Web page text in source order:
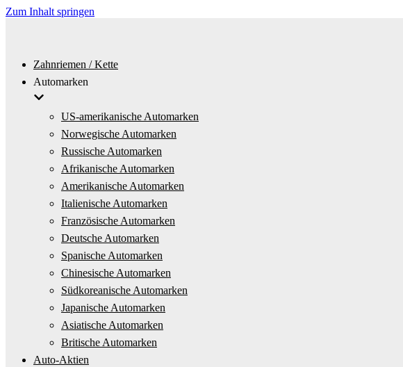
Zum Inhalt springen
Zahnriemen / Kette
Automarken
US-amerikanische Automarken
Norwegische Automarken
Russische Automarken
Afrikanische Automarken
Amerikanische Automarken
Italienische Automarken
Französische Automarken
Deutsche Automarken
Spanische Automarken
Chinesische Automarken
Südkoreanische Automarken
Japanische Automarken
Asiatische Automarken
Britische Automarken
Auto-Aktien